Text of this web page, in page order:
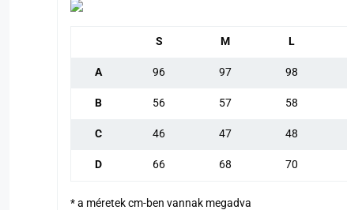
S M L
A 96 97 98
B 56 57 58
C 46 47 48
D 66 68 70
* a méretek cm-ben vannak megadva